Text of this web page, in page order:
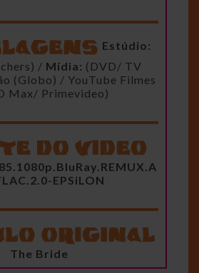
Estúdio:
/ Mídia: (DVD/ TV
(Globo) / YouTube Filmes
Max/ Primevideo)
EPSiLON
The Bride